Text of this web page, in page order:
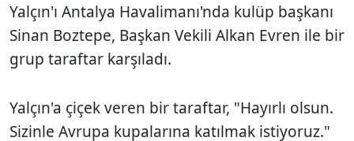
Yalçın'ı Antalya Havalimanı'nda kulüp başkanı
Sinan Boztepe, Başkan Vekili Alkan Evren ile bir
grup taraftar karşıladı.
Yalçın'a çiçek veren bir taraftar, "Hayırlı olsun.
Sizinle Avrupa kupalarına katılmak istiyoruz."